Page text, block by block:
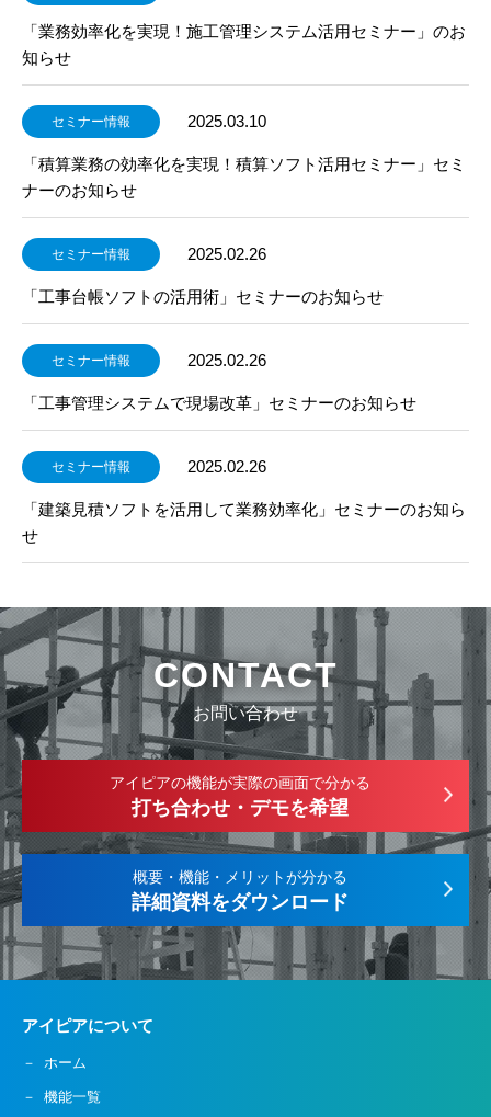
「業務効率化を実現！施工管理システム活用セミナー」のお
知らせ
セミナー情報 2025.03.10
「積算業務の効率化を実現！積算ソフト活用セミナー」セミ
ナーのお知らせ
セミナー情報 2025.02.26
「工事台帳ソフトの活用術」セミナーのお知らせ
セミナー情報 2025.02.26
「工事管理システムで現場改革」セミナーのお知らせ
セミナー情報 2025.02.26
「建築見積ソフトを活用して業務効率化」セミナーのお知ら
せ
CONTACT
お問い合わせ
アイピアの機能が実際の画面で分かる
打ち合わせ・デモを希望
概要・機能・メリットが分かる
詳細資料をダウンロード
アイピアについて
ホーム
機能一覧